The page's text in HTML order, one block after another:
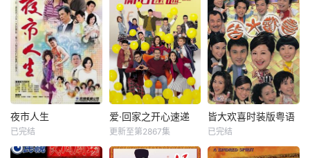
夜市人生
已完结
爱·回家之开心速递
更新至第2867集
皆大欢喜时装版粤语
已完结